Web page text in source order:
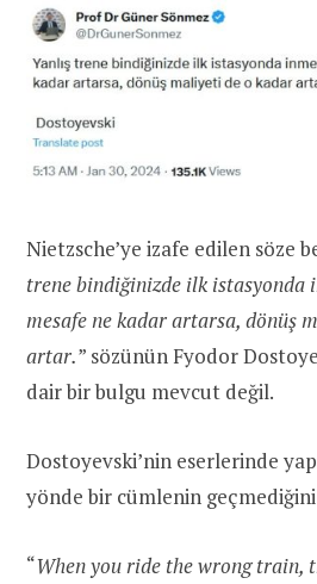
Nietzsche’ye izafe edilen söze
trene bindiğinizde ilk istasyonda
mesafe ne kadar artarsa, dönüş
artar.” sözünün Fyodor
dair bir bulgu mevcut değil.
Dostoyevski’nin eserlerinde
yönde bir cümlenin
“When you ride the wrong train,